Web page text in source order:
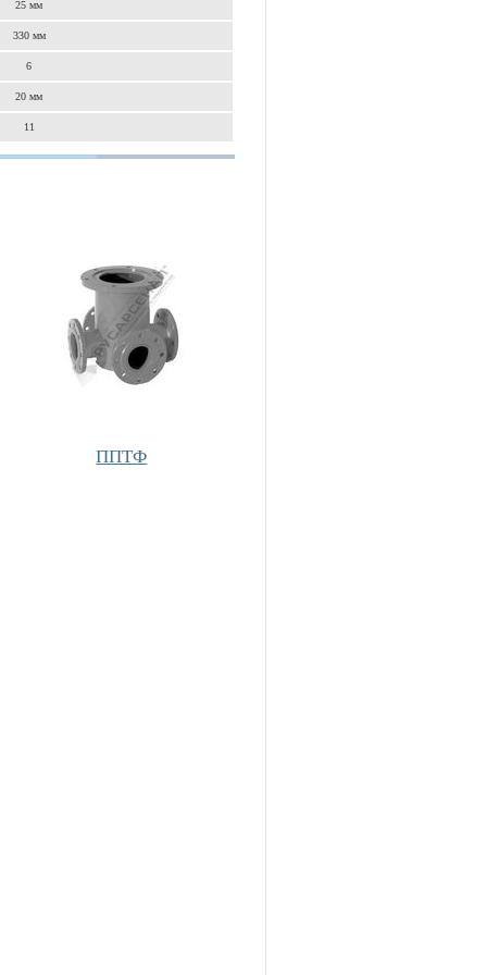
25 мм
330 мм
6
20 мм
11
ППТФ